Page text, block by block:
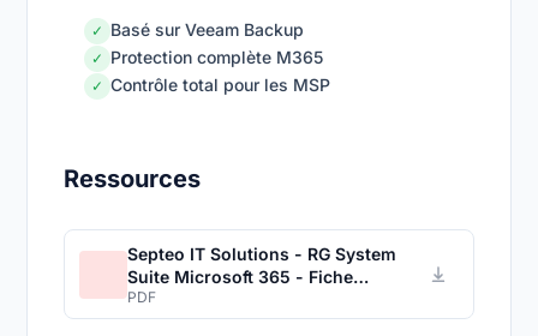
✓ Basé sur Veeam Backup
✓ Protection complète M365
✓ Contrôle total pour les MSP
Ressources
Septeo IT Solutions - RG System
Suite Microsoft 365 - Fiche
produit
PDF